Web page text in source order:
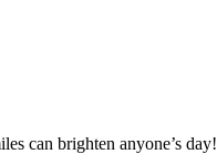
can brighten anyone’s day!